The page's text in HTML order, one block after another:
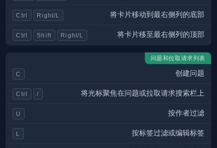
Ctrl Right/L 将卡片移动到最右侧列的底部
Ctrl Shift Right/L 将卡片移至最右侧列的顶部
问题和拉取请求列表
C 创建问题
Ctrl / 将光标聚焦在问题或拉取请求搜索栏上
U 按作者过滤
L 按标签过滤或编辑标签